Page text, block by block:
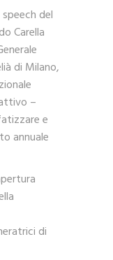
del
Carella
di Milano,
–
e
annuale
di